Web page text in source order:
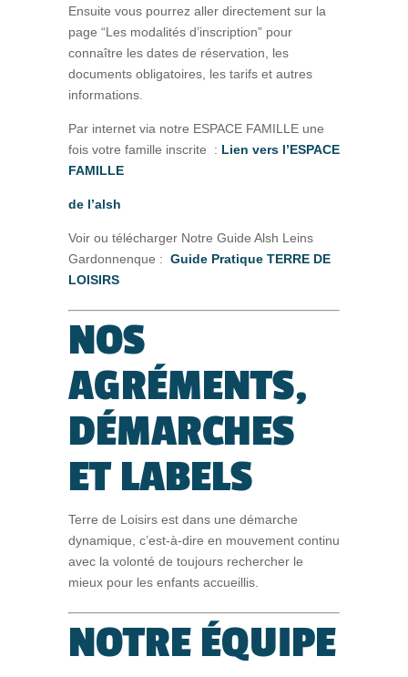
Ensuite vous pourrez aller directement sur la
page “Les modalités d’inscription” pour
connaître les dates de réservation, les
documents obligatoires, les tarifs et autres
informations.
Par internet via notre ESPACE FAMILLE une
fois votre famille inscrite : Lien vers l’ESPACE
FAMILLE
de l’alsh
Voir ou télécharger Notre Guide Alsh Leins
Gardonnenque : Guide Pratique TERRE DE
LOISIRS
NOS
AGRÉMENTS,
DÉMARCHES
ET LABELS
Terre de Loisirs est dans une démarche
dynamique, c’est-à-dire en mouvement continu
avec la volonté de toujours rechercher le
mieux pour les enfants accueillis.
NOTRE ÉQUIPE